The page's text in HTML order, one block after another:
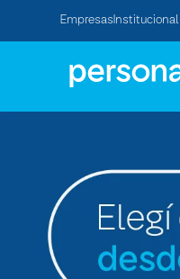
Empresas Institucional